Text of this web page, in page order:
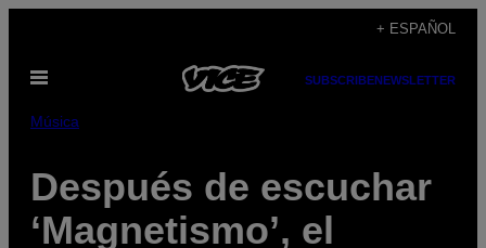
contenido
+ ESPAÑOL
Abrir
SUBSCRIBENEWSLETTER
Música
Después de escuchar
‘Magnetismo’, el